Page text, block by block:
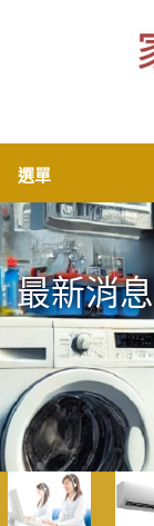
選單
最新消息